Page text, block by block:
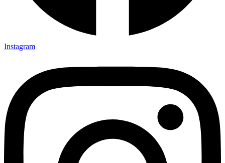
Instagram